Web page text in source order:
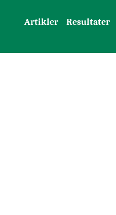
Artikler Resultater